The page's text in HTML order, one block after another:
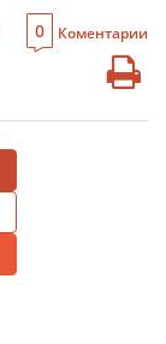
0 Коментарии